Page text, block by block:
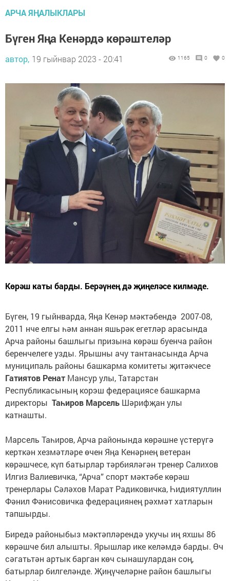
АРЧА ЯҢАЛЫКЛАРЫ
Бүген Яңа Кенәрдә көрәштеләр
автор, 19 гыйнвар 2023 - 20:41 1165 0 0
Көрәш каты барды. Берәүнең дә җиңеләсе килмәде.
Бүген, 19 гыйнварда, Яңа Кенәр мәктәбендә 2007-08,
2011 нче елгы һәм аннан яшьрәк егетләр арасында
Арча районы башлыгы призына көрәш буенча район
беренчелеге узды. Ярышны ачу тантанасында Арча
муниципаль районы башкарма комитеты җитәкчесе
Гатиятов Ренат Мансур улы, Татарстан
Республикасының корэш федерациясе башкарма
директоры Таһиров Марсель Шәрифҗан улы
катнашты.
Марсель Таһиров, Арча районында көрәшне үстерүгә
керткән хезмәтләре өчен Яңа Кенәрнең ветеран
көрәшчесе, күп батырлар тәрбияләгән тренер Салихов
Илгиз Валиевичка, “Арча” спорт мәктәбе көрәш
тренерлары Сәләхов Марат Радиковичка, Һидиятуллин
Фәнил Фәнисовичка федерациянең рәхмәт хатларын
тапшырды.
Биредә районыбыз мәктәпләрендә укучы иң яхшы 86
көрәшче бил алышты. Ярышлар ике келәмдә барды. Өч
сәгатьтән артык барган көч сынашулардан соң,
батырлар билгеләнде. Җиңүчеләрне район башлыгы